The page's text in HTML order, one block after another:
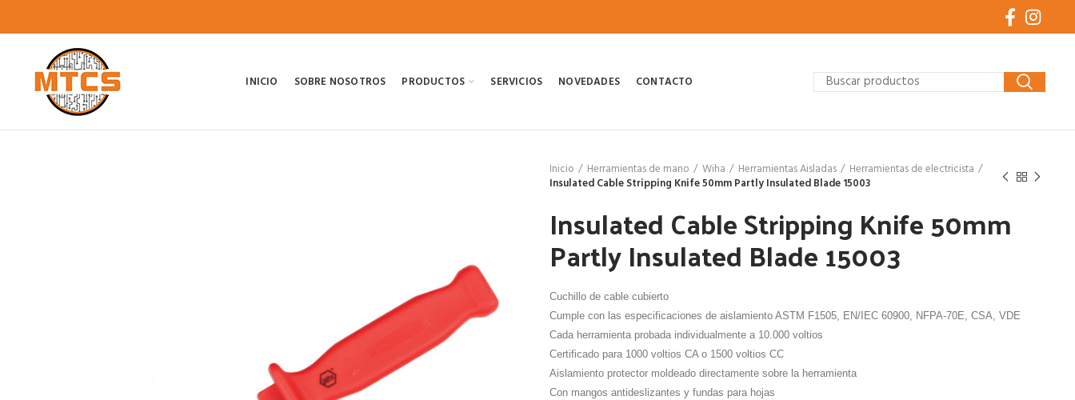
INICIO SOBRE NOSOTROS PRODUCTOS SERVICIOS NOVEDADES CONTACTO
Inicio Herramientas de mano Wiha Herramientas Aisladas
Herramientas de electricista
Insulated Cable Stripping Knife 50mm Partly Insulated Blade 15003
Insulated Cable Stripping Knife 50mm
Partly Insulated Blade 15003
Cuchillo de cable cubierto
Cumple con las especificaciones de aislamiento ASTM F1505, EN/IEC 60900, NFPA-70E, CSA, VDE
Cada herramienta probada individualmente a 10.000 voltios
Certificado para 1000 voltios CA o 1500 voltios CC
Aislamiento protector moldeado directamente sobre la herramienta
Con mangos antideslizantes y fundas para hojas